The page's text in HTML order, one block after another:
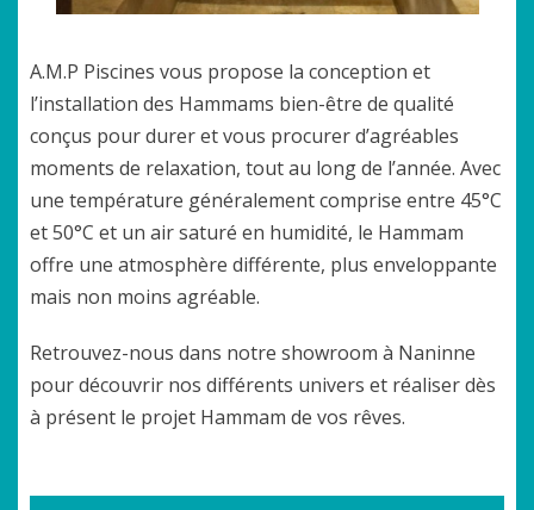
A.M.P Piscines vous propose la conception et
l’installation des Hammams bien-être de qualité
conçus pour durer et vous procurer d’agréables
moments de relaxation, tout au long de l’année. Avec
une température généralement comprise entre 45°C
et 50°C et un air saturé en humidité, le Hammam
offre une atmosphère différente, plus enveloppante
mais non moins agréable.
Retrouvez-nous dans notre showroom à Naninne
pour découvrir nos différents univers et réaliser dès
à présent le projet Hammam de vos rêves.